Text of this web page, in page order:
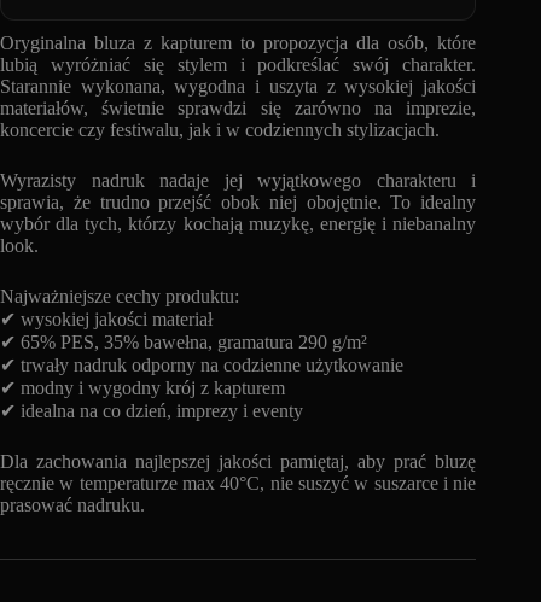
Oryginalna bluza z kapturem to propozycja dla osób, które
lubią wyróżniać się stylem i podkreślać swój charakter.
Starannie wykonana, wygodna i uszyta z wysokiej jakości
materiałów, świetnie sprawdzi się zarówno na imprezie,
koncercie czy festiwalu, jak i w codziennych stylizacjach.
Wyrazisty nadruk nadaje jej wyjątkowego charakteru i
sprawia, że trudno przejść obok niej obojętnie. To idealny
wybór dla tych, którzy kochają muzykę, energię i niebanalny
look.
Najważniejsze cechy produktu:
✔ wysokiej jakości materiał
✔ 65% PES, 35% bawełna, gramatura 290 g/m²
✔ trwały nadruk odporny na codzienne użytkowanie
✔ modny i wygodny krój z kapturem
✔ idealna na co dzień, imprezy i eventy
Dla zachowania najlepszej jakości pamiętaj, aby prać bluzę
ręcznie w temperaturze max 40°C, nie suszyć w suszarce i nie
prasować nadruku.